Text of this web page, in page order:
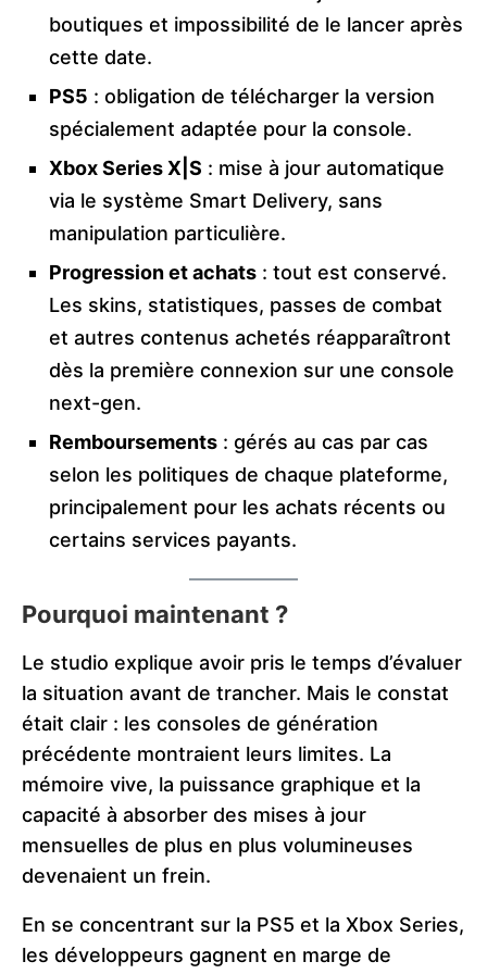
boutiques et impossibilité de le lancer après
cette date.
PS5 : obligation de télécharger la version
spécialement adaptée pour la console.
Xbox Series X|S : mise à jour automatique
via le système Smart Delivery, sans
manipulation particulière.
Progression et achats : tout est conservé.
Les skins, statistiques, passes de combat
et autres contenus achetés réapparaîtront
dès la première connexion sur une console
next-gen.
Remboursements : gérés au cas par cas
selon les politiques de chaque plateforme,
principalement pour les achats récents ou
certains services payants.
Pourquoi maintenant ?
Le studio explique avoir pris le temps d’évaluer
la situation avant de trancher. Mais le constat
était clair : les consoles de génération
précédente montraient leurs limites. La
mémoire vive, la puissance graphique et la
capacité à absorber des mises à jour
mensuelles de plus en plus volumineuses
devenaient un frein.
En se concentrant sur la PS5 et la Xbox Series,
les développeurs gagnent en marge de